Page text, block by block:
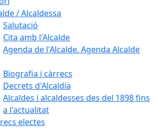
/ Alcaldessa
Salutació
Cita amb l'Alcalde
Agenda de l'Alcalde. Agenda Alcalde
Biografia i càrrecs
Decrets d'Alcaldia
Alcaldes i alcaldesses des del 1898 fins
a l'actualitat
electes